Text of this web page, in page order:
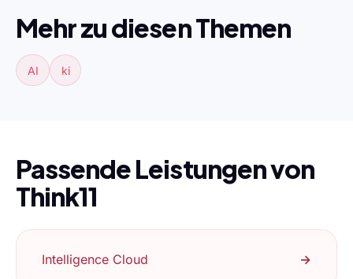
Mehr zu diesen Themen
AI ki
Passende Leistungen von
Think11
Intelligence Cloud →